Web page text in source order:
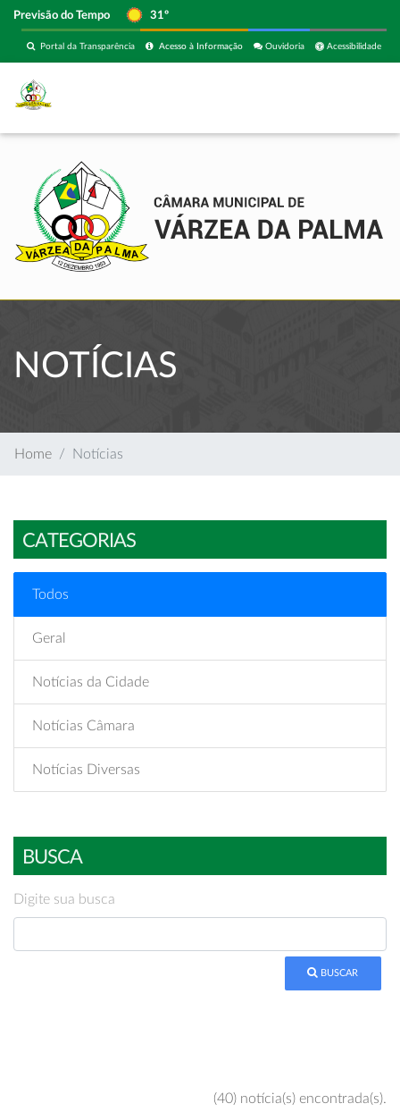
Previsão do Tempo 31º
Acessibilidade
Ouvidoria
Acesso à Informação
Portal da Transparência
NOTÍCIAS
Home Notícias
CATEGORIAS
Todos
Geral
Notícias da Cidade
Notícias Câmara
Notícias Diversas
BUSCA
Digite sua busca
BUSCAR
(40) notícia(s) encontrada(s).